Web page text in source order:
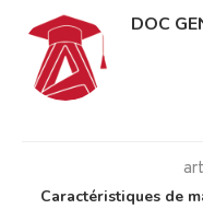
DOC
Caractéristiques de